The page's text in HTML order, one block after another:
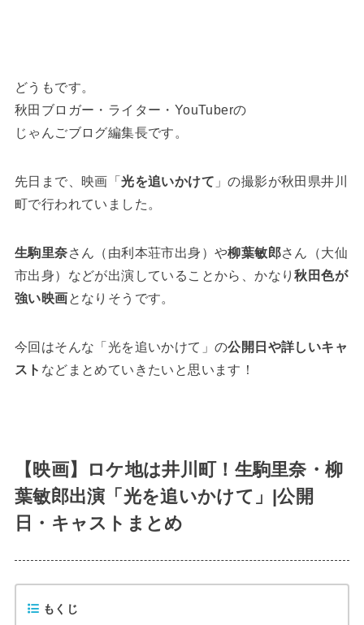
どうもです。
秋田ブロガー・ライター・YouTuberの
じゃんごブログ編集長です。
先日まで、映画「光を追いかけて 」の撮影が秋田県井川
町で行われていました。
生駒里奈さん（由利本荘市出身）や柳葉敏郎さん（大仙
市出身）などが出演していることから、かなり秋田色が
強い映画となりそうです。
今回はそんな「光を追いかけて」の公開日や詳しいキャ
スト などまとめていきたいと思います！
【映画】ロケ地は井川町！生駒里奈・柳
葉敏郎出演「光を追いかけて」|公開
日・キャストまとめ
もくじ